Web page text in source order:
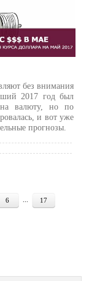
без внимания
2017 год был
валюту, но по
и вот уже
прогнозы.
6 17